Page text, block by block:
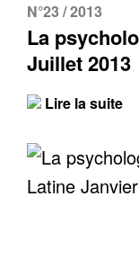
N°23 / 2013
La
Juillet 2013
Lire la suite